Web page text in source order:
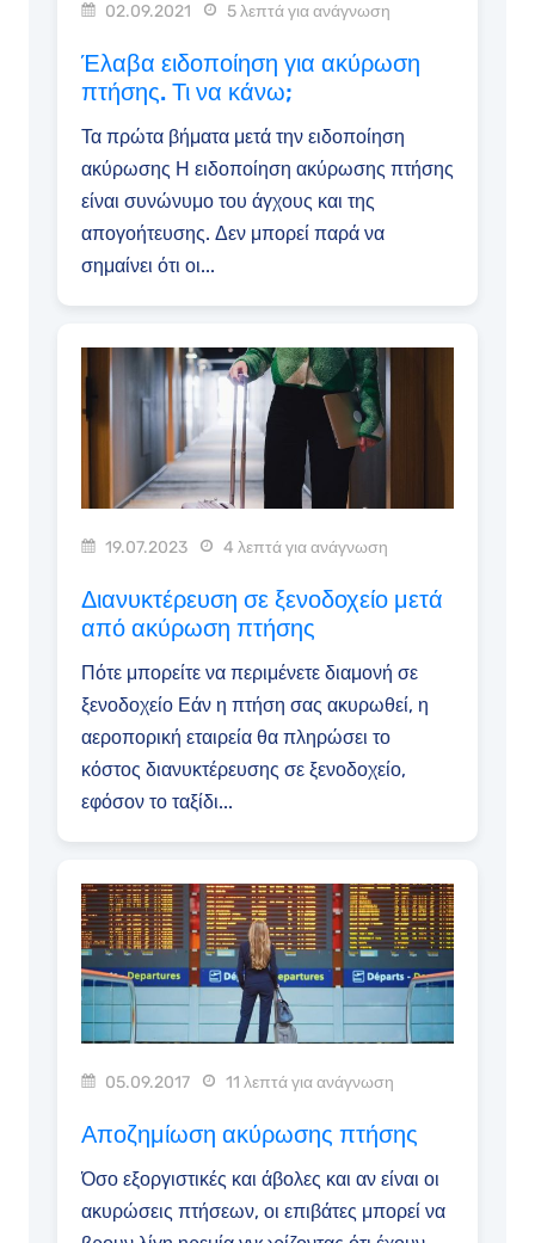
02.09.2021 5 λεπτά για ανάγνωση
Έλαβα ειδοποίηση για ακύρωση
πτήσης. Τι να κάνω;
Τα πρώτα βήματα μετά την ειδοποίηση
ακύρωσης Η ειδοποίηση ακύρωσης πτήσης
είναι συνώνυμο του άγχους και της
απογοήτευσης. Δεν μπορεί παρά να
σημαίνει ότι οι...
19.07.2023 4 λεπτά για ανάγνωση
Διανυκτέρευση σε ξενοδοχείο μετά
από ακύρωση πτήσης
Πότε μπορείτε να περιμένετε διαμονή σε
ξενοδοχείο Εάν η πτήση σας ακυρωθεί, η
αεροπορική εταιρεία θα πληρώσει το
κόστος διανυκτέρευσης σε ξενοδοχείο,
εφόσον το ταξίδι...
05.09.2017 11 λεπτά για ανάγνωση
Αποζημίωση ακύρωσης πτήσης
Όσο εξοργιστικές και άβολες και αν είναι οι
ακυρώσεις πτήσεων, οι επιβάτες μπορεί να